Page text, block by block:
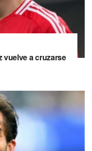
vuelve a cruzarse